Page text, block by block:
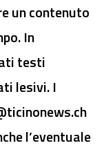
un contenuto
In
testi
lesivi. I
l’eventuale